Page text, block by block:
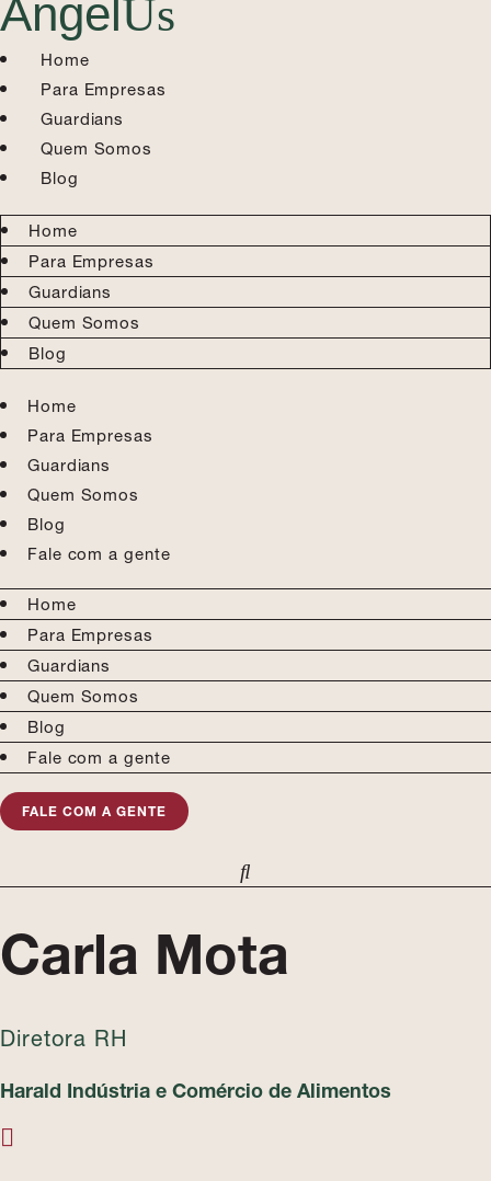
Angel Us
Home
Para Empresas
Guardians
Quem Somos
Blog
Home
Para Empresas
Guardians
Quem Somos
Blog
Home
Para Empresas
Guardians
Quem Somos
Blog
Fale com a gente
Home
Para Empresas
Guardians
Quem Somos
Blog
Fale com a gente
FALE COM A GENTE
Carla Mota
Diretora RH
Harald Indústria e Comércio de Alimentos